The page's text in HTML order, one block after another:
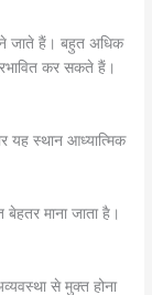
जाते हैं। बहुत अधिक
कर सकते हैं।
यह स्थान आध्यात्मिक
बेहतर माना जाता है।
से मुक्त होना